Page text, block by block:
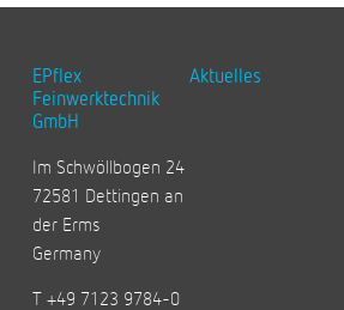
EPflex
Feinwerktechnik
GmbH
Im Schwöllbogen 24
72581 Dettingen an
der Erms
Germany
T +49 7123 9784-0
Aktuelles